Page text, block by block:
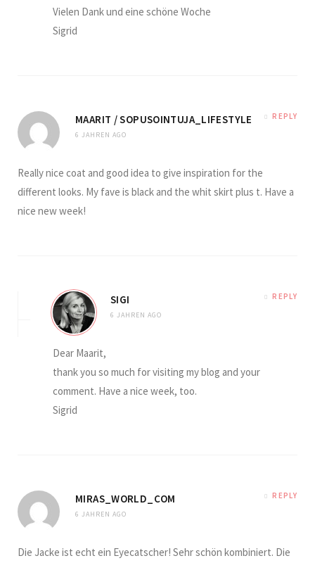
Vielen Dank und eine schöne Woche
Sigrid
MAARIT / SOPUSOINTUJA_LIFESTYLE
6 JAHREN AGO
REPLY
Really nice coat and good idea to give inspiration for the
different looks. My fave is black and the whit skirt plus t. Have a
nice new week!
SIGI
6 JAHREN AGO
REPLY
Dear Maarit,
thank you so much for visiting my blog and your
comment. Have a nice week, too.
Sigrid
MIRAS_WORLD_COM
6 JAHREN AGO
REPLY
Die Jacke ist echt ein Eyecatscher! Sehr schön kombiniert. Die